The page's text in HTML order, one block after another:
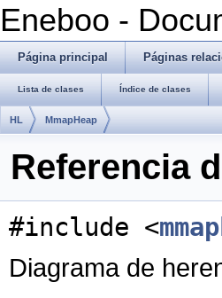
Eneboo -
Página principal Páginas
Lista de clases Índice de clases
HL MmapHeap
Referencia
#include <
Diagrama de